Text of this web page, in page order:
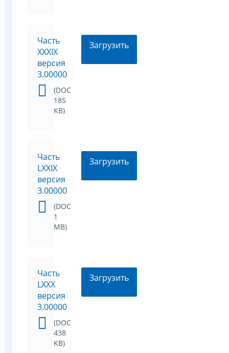
Часть
XXXIX
версия
3.00000
(DOC
185
KB)
Загрузить
Часть
LXXIX
версия
3.00000
(DOC
1
MB)
Загрузить
Часть
LXXX
версия
3.00000
(DOC
438
KB)
Загрузить